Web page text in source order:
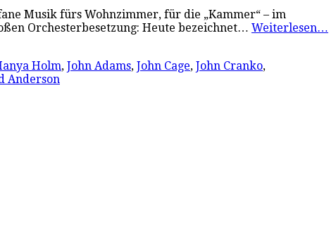
Musik fürs Wohnzimmer, für die „Kammer“ – im
Orchesterbesetzung: Heute bezeichnet… Weiterlesen…
Holm, John Adams, John Cage, John Cranko,
Anderson